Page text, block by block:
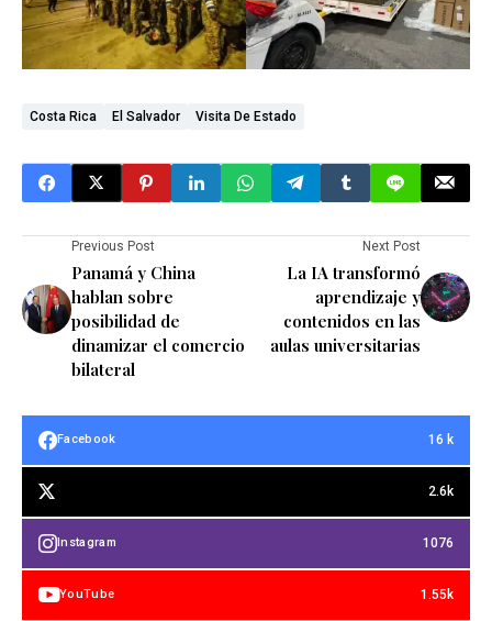
Costa Rica El Salvador Visita De Estado
Previous Post
Panamá y China
hablan sobre
posibilidad de
dinamizar el comercio
bilateral
Next Post
La IA transformó
aprendizaje y
contenidos en las
aulas universitarias
Facebook 16 k
2.6k
Instagram 1076
YouTube 1.55k